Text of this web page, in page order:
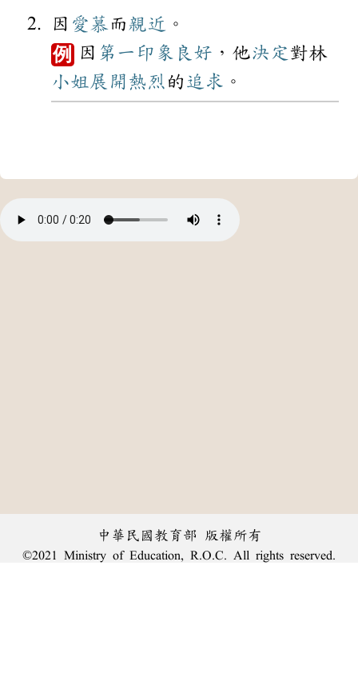
因 愛慕而 親近 。
例 因 第一 印象 良好 ，他決定對林
小姐展開 熱烈 的 追求 。
中華民國教育部 版權所有
©2021 Ministry of Education, R.O.C. All rights reserved.